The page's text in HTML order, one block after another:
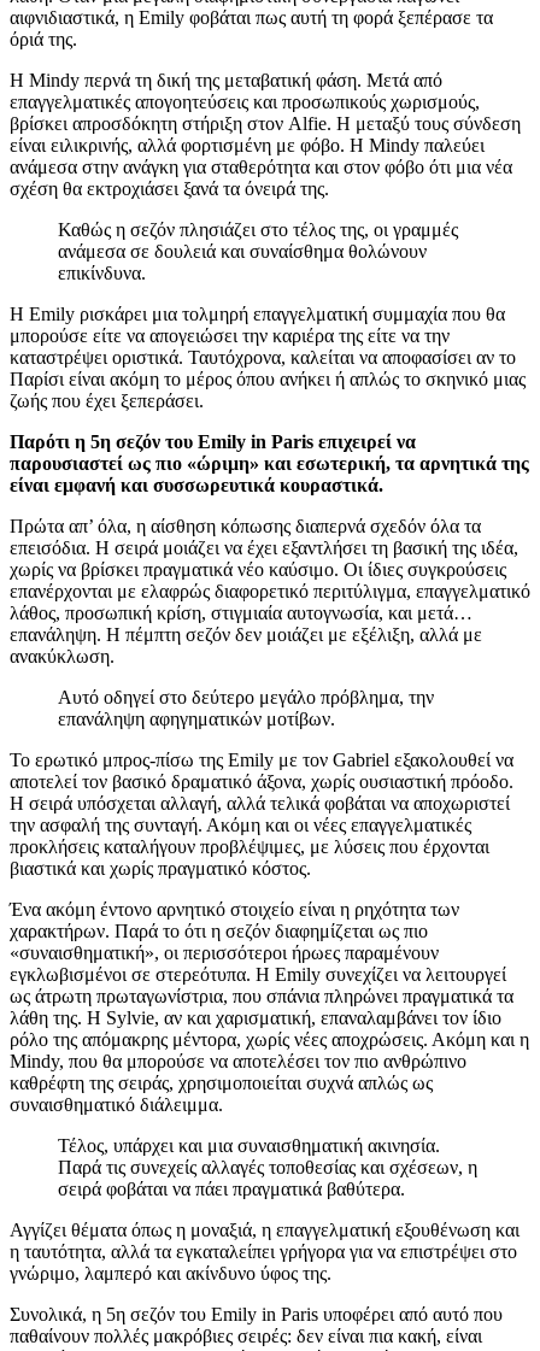
αιφνιδιαστικά, η Emily φοβάται πως αυτή τη φορά ξεπέρασε τα
όριά της.
Η Mindy περνά τη δική της μεταβατική φάση. Μετά από
επαγγελματικές απογοητεύσεις και προσωπικούς χωρισμούς,
βρίσκει απροσδόκητη στήριξη στον Alfie. Η μεταξύ τους σύνδεση
είναι ειλικρινής, αλλά φορτισμένη με φόβο. Η Mindy παλεύει
ανάμεσα στην ανάγκη για σταθερότητα και στον φόβο ότι μια νέα
σχέση θα εκτροχιάσει ξανά τα όνειρά της.
Καθώς η σεζόν πλησιάζει στο τέλος της, οι γραμμές
ανάμεσα σε δουλειά και συναίσθημα θολώνουν
επικίνδυνα.
Η Emily ρισκάρει μια τολμηρή επαγγελματική συμμαχία που θα
μπορούσε είτε να απογειώσει την καριέρα της είτε να την
καταστρέψει οριστικά. Ταυτόχρονα, καλείται να αποφασίσει αν το
Παρίσι είναι ακόμη το μέρος όπου ανήκει ή απλώς το σκηνικό μιας
ζωής που έχει ξεπεράσει.
Παρότι η 5η σεζόν του Emily in Paris επιχειρεί να
παρουσιαστεί ως πιο «ώριμη» και εσωτερική, τα αρνητικά της
είναι εμφανή και συσσωρευτικά κουραστικά.
Πρώτα απ’ όλα, η αίσθηση κόπωσης διαπερνά σχεδόν όλα τα
επεισόδια. Η σειρά μοιάζει να έχει εξαντλήσει τη βασική της ιδέα,
χωρίς να βρίσκει πραγματικά νέο καύσιμο. Οι ίδιες συγκρούσεις
επανέρχονται με ελαφρώς διαφορετικό περιτύλιγμα, επαγγελματικό
λάθος, προσωπική κρίση, στιγμιαία αυτογνωσία, και μετά…
επανάληψη. Η πέμπτη σεζόν δεν μοιάζει με εξέλιξη, αλλά με
ανακύκλωση.
Αυτό οδηγεί στο δεύτερο μεγάλο πρόβλημα, την
επανάληψη αφηγηματικών μοτίβων.
Το ερωτικό μπρος-πίσω της Emily με τον Gabriel εξακολουθεί να
αποτελεί τον βασικό δραματικό άξονα, χωρίς ουσιαστική πρόοδο.
Η σειρά υπόσχεται αλλαγή, αλλά τελικά φοβάται να αποχωριστεί
την ασφαλή της συνταγή. Ακόμη και οι νέες επαγγελματικές
προκλήσεις καταλήγουν προβλέψιμες, με λύσεις που έρχονται
βιαστικά και χωρίς πραγματικό κόστος.
Ένα ακόμη έντονο αρνητικό στοιχείο είναι η ρηχότητα των
χαρακτήρων. Παρά το ότι η σεζόν διαφημίζεται ως πιο
«συναισθηματική», οι περισσότεροι ήρωες παραμένουν
εγκλωβισμένοι σε στερεότυπα. Η Emily συνεχίζει να λειτουργεί
ως άτρωτη πρωταγωνίστρια, που σπάνια πληρώνει πραγματικά τα
λάθη της. Η Sylvie, αν και χαρισματική, επαναλαμβάνει τον ίδιο
ρόλο της απόμακρης μέντορα, χωρίς νέες αποχρώσεις. Ακόμη και η
Mindy, που θα μπορούσε να αποτελέσει τον πιο ανθρώπινο
καθρέφτη της σειράς, χρησιμοποιείται συχνά απλώς ως
συναισθηματικό διάλειμμα.
Τέλος, υπάρχει και μια συναισθηματική ακινησία.
Παρά τις συνεχείς αλλαγές τοποθεσίας και σχέσεων, η
σειρά φοβάται να πάει πραγματικά βαθύτερα.
Αγγίζει θέματα όπως η μοναξιά, η επαγγελματική εξουθένωση και
η ταυτότητα, αλλά τα εγκαταλείπει γρήγορα για να επιστρέψει στο
γνώριμο, λαμπερό και ακίνδυνο ύφος της.
Συνολικά, η 5η σεζόν του Emily in Paris υποφέρει από αυτό που
παθαίνουν πολλές μακρόβιες σειρές: δεν είναι πια κακή, είναι